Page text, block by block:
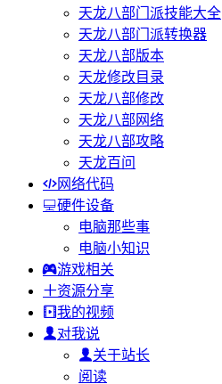
天龙八部门派技能大全
天龙八部门派转换器
天龙八部版本
天龙修改目录
天龙八部修改
天龙八部网络
天龙八部攻略
天龙百问
网络代码
硬件设备
电脑那些事
电脑小知识
游戏相关
资源分享
我的视频
对我说
关于站长
阅读